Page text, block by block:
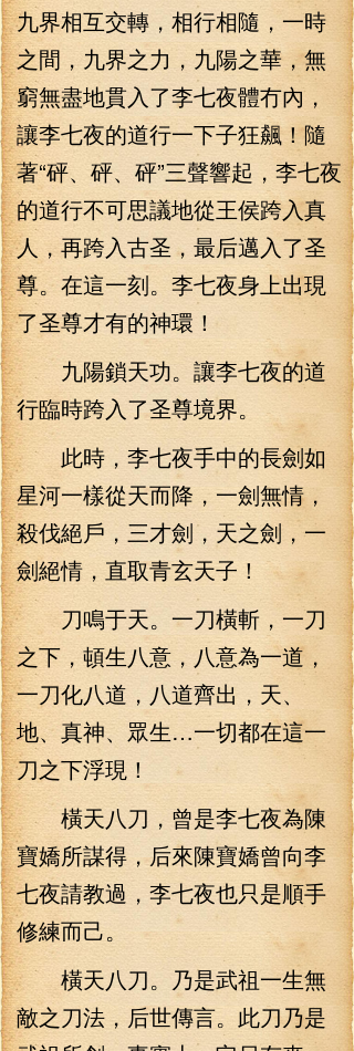
九界相互交轉，相行相隨，一時
之間，九界之力，九陽之華，無
窮無盡地貫入了李七夜體冇內，
讓李七夜的道行一下子狂飆！隨
著“砰、砰、砰”三聲響起，李七夜
的道行不可思議地從王侯跨入真
人，再跨入古圣，最后邁入了圣
尊。在這一刻。李七夜身上出現
了圣尊才有的神環！
九陽鎖天功。讓李七夜的道
行臨時跨入了圣尊境界。
此時，李七夜手中的長劍如
星河一樣從天而降，一劍無情，
殺伐絕戶，三才劍，天之劍，一
劍絕情，直取青玄天子！
刀鳴于天。一刀橫斬，一刀
之下，頓生八意，八意為一道，
一刀化八道，八道齊出，天、
地、真神、眾生…一切都在這一
刀之下浮現！
橫天八刀，曾是李七夜為陳
寶嬌所謀得，后來陳寶嬌曾向李
七夜請教過，李七夜也只是順手
修練而己。
橫天八刀。乃是武祖一生無
敵之刀法，后世傳言。此刀乃是